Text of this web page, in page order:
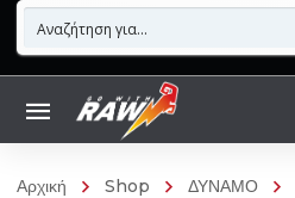
Αρχική Shop ΔΥΝΑΜΟ